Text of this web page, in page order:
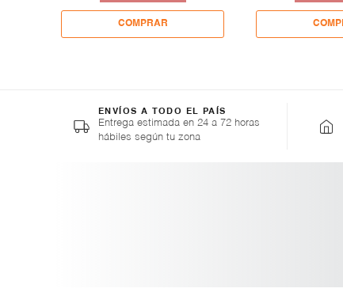
ENVÍOS A TODO EL PAÍS
Entrega estimada en 24 a 72 horas
hábiles según tu zona